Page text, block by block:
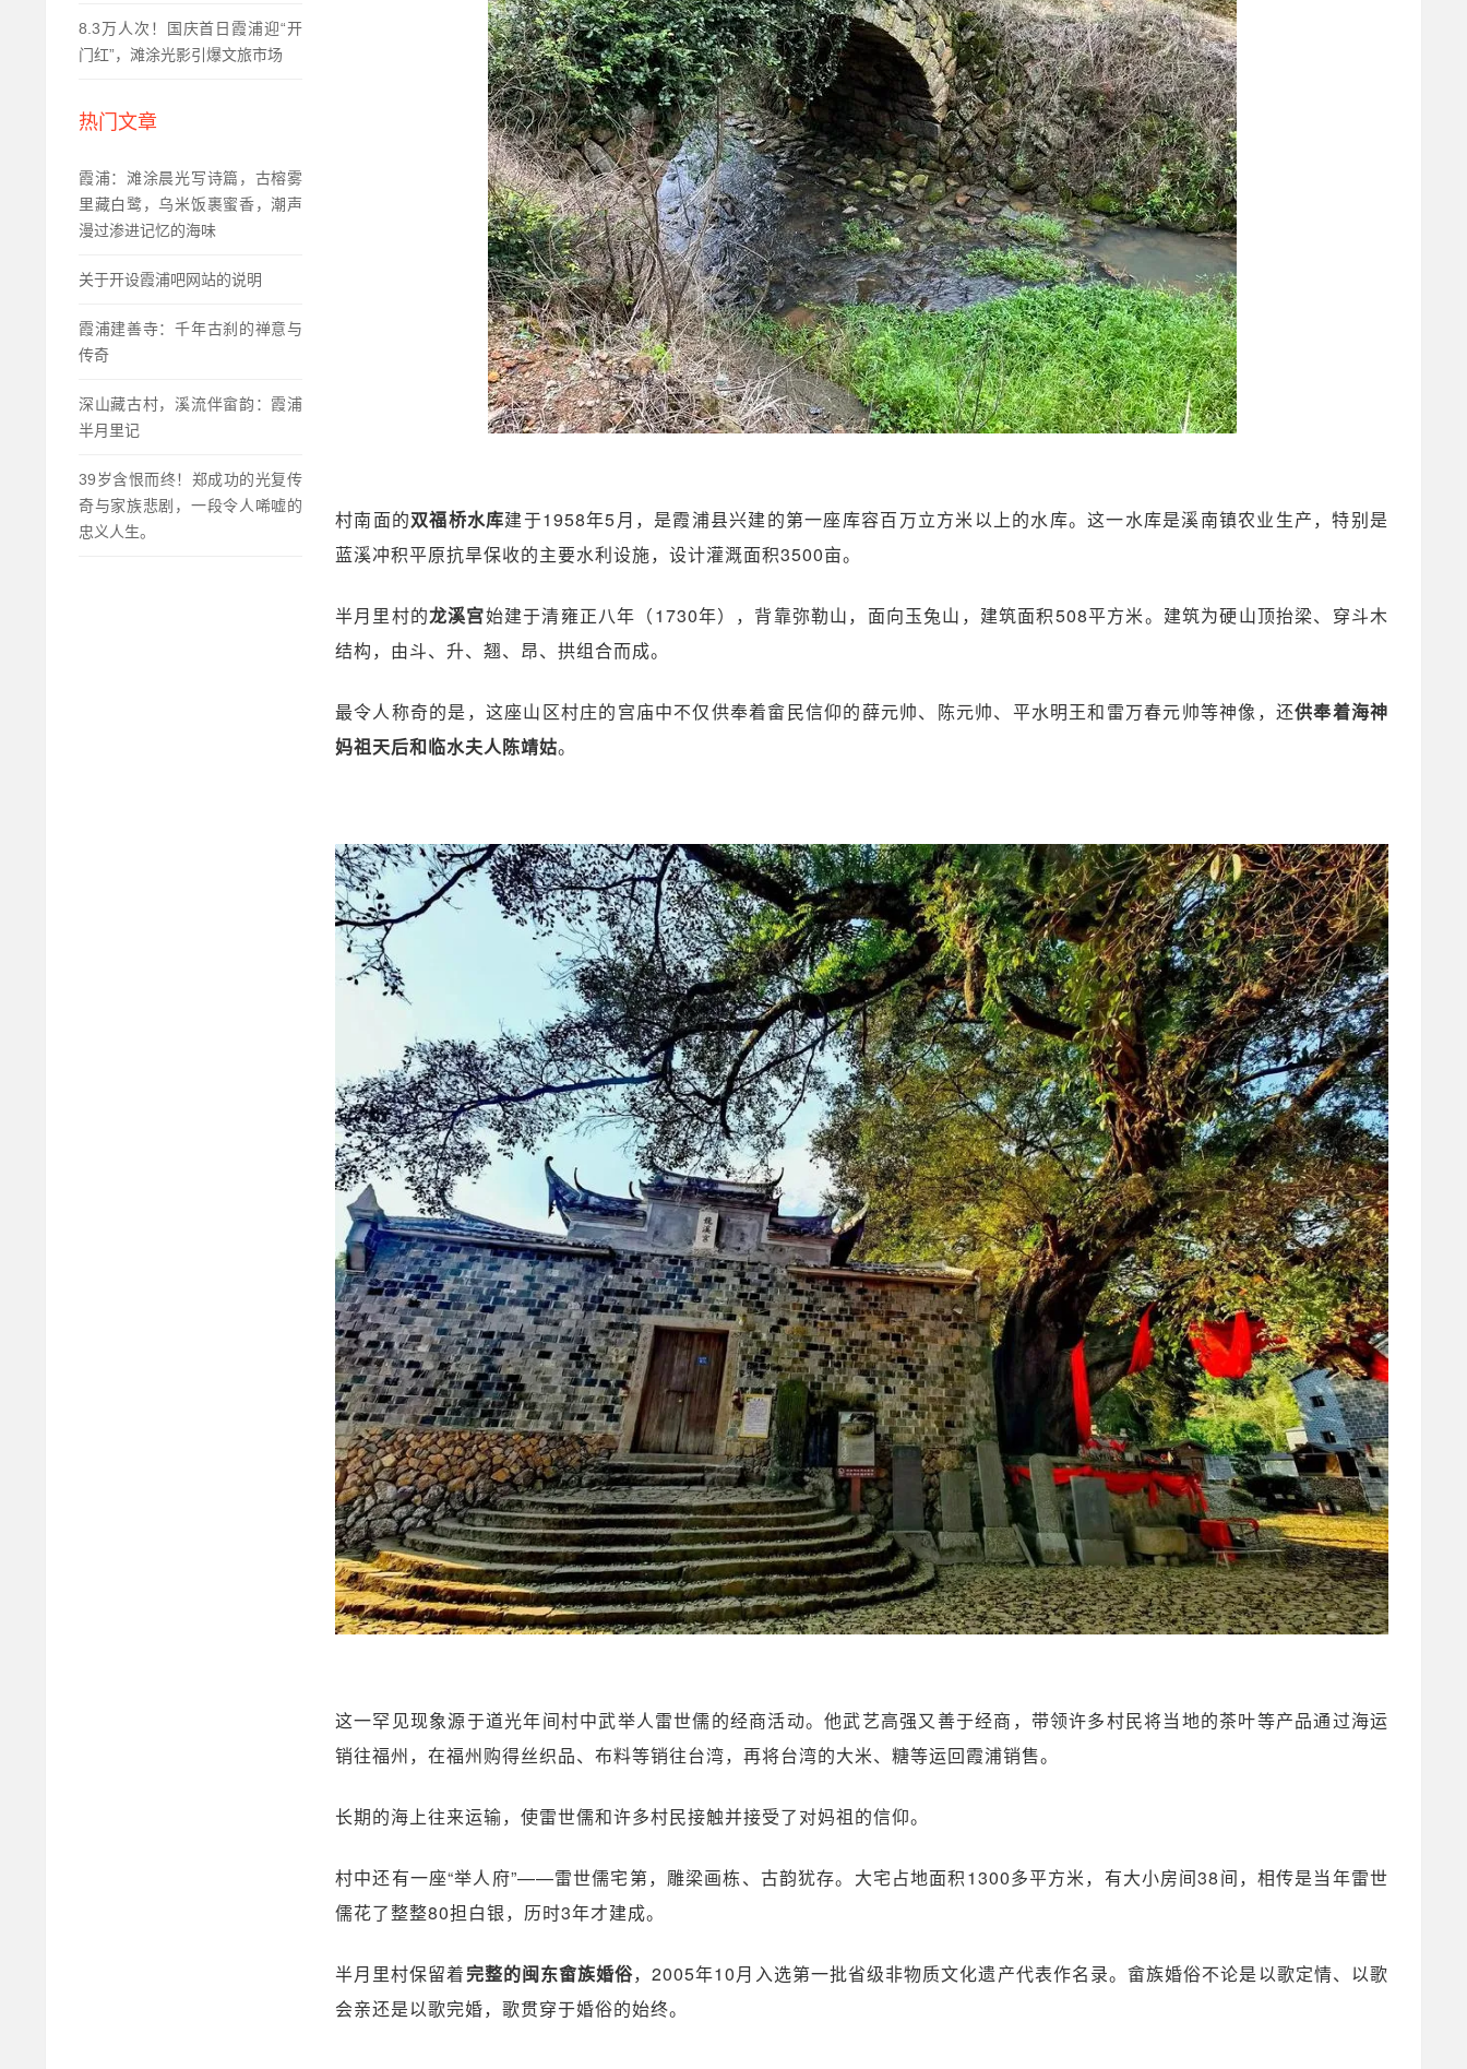
8.3万人次！国庆首日霞浦迎“开
门红”，滩涂光影引爆文旅市场
热门文章
霞浦：滩涂晨光写诗篇，古榕雾
里藏白鹭，乌米饭裹蜜香，潮声
漫过渗进记忆的海味
关于开设霞浦吧网站的说明
霞浦建善寺：千年古刹的禅意与
传奇
深山藏古村，溪流伴畲韵：霞浦
半月里记
39岁含恨而终！郑成功的光复传
奇与家族悲剧，一段令人唏嘘的
忠义人生。
村南面的双福桥水库建于1958年5月，是霞浦县兴建的第一座库容百万立方米以上的水库。这一水库是溪南镇农业生产，特别是
蓝溪冲积平原抗旱保收的主要水利设施，设计灌溉面积3500亩。
半月里村的龙溪宫始建于清雍正八年（1730年），背靠弥勒山，面向玉兔山，建筑面积508平方米。建筑为硬山顶抬梁、穿斗木
结构，由斗、升、翘、昂、拱组合而成。
最令人称奇的是，这座山区村庄的宫庙中不仅供奉着畲民信仰的薛元帅、陈元帅、平水明王和雷万春元帅等神像，还供奉着海神
妈祖天后和临水夫人陈靖姑。
这一罕见现象源于道光年间村中武举人雷世儒的经商活动。他武艺高强又善于经商，带领许多村民将当地的茶叶等产品通过海运
销往福州，在福州购得丝织品、布料等销往台湾，再将台湾的大米、糖等运回霞浦销售。
长期的海上往来运输，使雷世儒和许多村民接触并接受了对妈祖的信仰。
村中还有一座“举人府”——雷世儒宅第，雕梁画栋、古韵犹存。大宅占地面积1300多平方米，有大小房间38间，相传是当年雷世
儒花了整整80担白银，历时3年才建成。
半月里村保留着完整的闽东畲族婚俗，2005年10月入选第一批省级非物质文化遗产代表作名录。畲族婚俗不论是以歌定情、以歌
会亲还是以歌完婚，歌贯穿于婚俗的始终。